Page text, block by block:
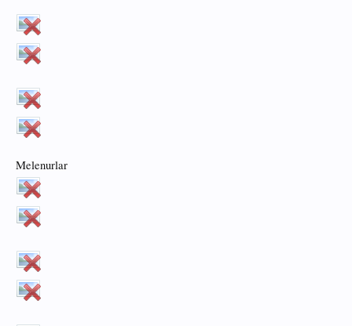
Melenurlar